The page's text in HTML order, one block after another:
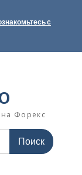
с
на Форекс